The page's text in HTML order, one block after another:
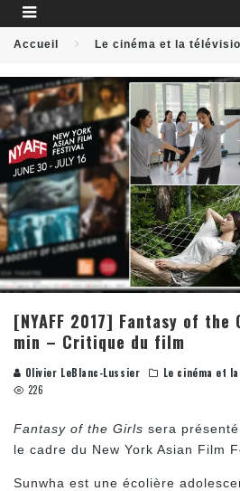
Accueil Le cinéma et la
[NYAFF 2017] Fantasy of the
min – Critique du film
Olivier LeBlanc-Lussier Le cinéma et
226
Fantasy of the Girls sera
le cadre du New York Asian Film
Sunwha est une écolière